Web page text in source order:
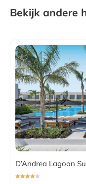
Bekijk andere
D’Andrea Lagoon